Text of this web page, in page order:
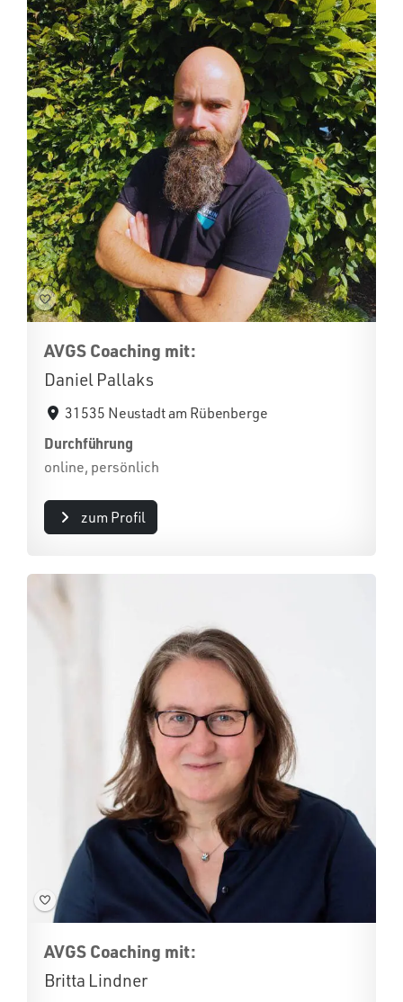
AVGS Coaching mit:
Daniel Pallaks
31535 Neustadt am Rübenberge
Durchführung
online, persönlich
zum Profil
AVGS Coaching mit:
Britta Lindner